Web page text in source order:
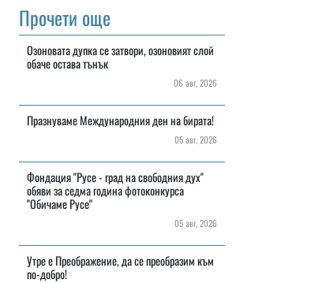
Прочети още
Озоновата дупка се затвори, озоновият слой
обаче остава тънък
06 авг, 2026
Празнуваме Международния ден на бирата!
05 авг, 2026
Фондация "Русе - град на свободния дух"
обяви за седма година фотоконкурса
"Обичаме Русе"
05 авг, 2026
Утре е Преображение, да се преобразим към
по-добро!